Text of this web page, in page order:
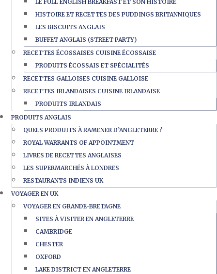
LE FULL ENGLISH BREAKFAST ET SON HISTOIRE
HISTOIRE ET RECETTES DES PUDDINGS BRITANNIQUES
LES BISCUITS ANGLAIS
BUFFET ANGLAIS (STREET PARTY)
RECETTES ÉCOSSAISES CUISINE ÉCOSSAISE
PRODUITS ÉCOSSAIS ET SPÉCIALITÉS
RECETTES GALLOISES CUISINE GALLOISE
RECETTES IRLANDAISES CUISINE IRLANDAISE
PRODUITS IRLANDAIS
PRODUITS ANGLAIS
QUELS PRODUITS À RAMENER D’ANGLETERRE ?
ROYAL WARRANTS OF APPOINTMENT
LIVRES DE RECETTES ANGLAISES
LES SUPERMARCHÉS À LONDRES
RESTAURANTS INDIENS UK
VOYAGER EN UK
VOYAGER EN GRANDE-BRETAGNE
SITES À VISITER EN ANGLETERRE
CAMBRIDGE
CHESTER
OXFORD
LAKE DISTRICT EN ANGLETERRE